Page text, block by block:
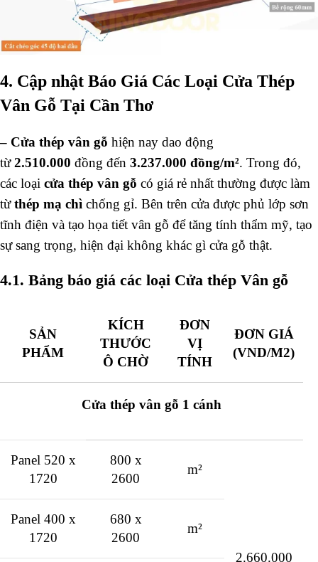
4. Cập nhật Báo Giá Các Loại Cửa Thép
Vân Gỗ Tại Cần Thơ
– Cửa thép vân gỗ hiện nay dao động
từ2.510.000 đồng đến 3.237.000 đồng/m². Trong đó,
các loại cửa thép vân gỗ có giá rẻ nhất thường được làm
từthép mạ chì chống gỉ. Bên trên cửa được phủ lớp sơn
tĩnh điện và tạo họa tiết vân gỗ để tăng tính thẩm mỹ, tạo
sự sang trọng, hiện đại không khác gì cửa gỗ thật.
4.1. Bảng báo giá các loại Cửa thép Vân gỗ
SẢN
PHẨM
KÍCH
THƯỚC
Ô CHỜ
ĐƠN
VỊ
TÍNH
ĐƠN GIÁ
(VND/M2)
Cửa thép vân gỗ 1 cánh
Panel 520 x
1720
800 x
2600
m²
2.660.000
Panel 400 x
1720
680 x
2600
m²